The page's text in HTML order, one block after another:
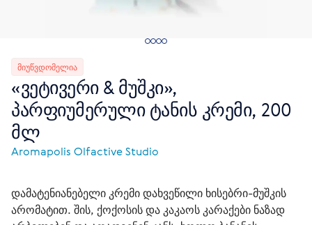
ᲛᲘᲣᲬᲕᲓᲝᲛᲔᲚᲘᲐ
«ვეტივერი & მუშკი»,
პარფიუმერული ტანის კრემი, 200
მლ
Aromapolis Olfactive Studio
დამატენიანებელი კრემი დახვეწილი ხისებრი-მუშკის
არომატით. შის, ქოქოსის და კაკაოს კარაქები ნაზად